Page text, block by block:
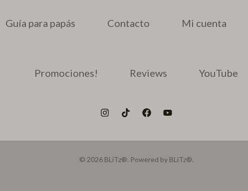
Guía para papás Contacto Mi cuenta
Promociones! Reviews YouTube
© 2026 BLiTz®. Powered by BLiTz®.